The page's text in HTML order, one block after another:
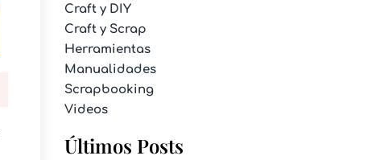
Craft y DIY
Craft y Scrap
Herramientas
Manualidades
Scrapbooking
Videos
Últimos Posts